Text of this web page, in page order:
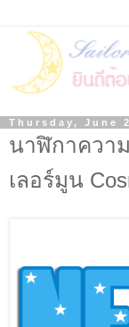
Thursday, June
นาฬิกาควา
เลอร์มูน